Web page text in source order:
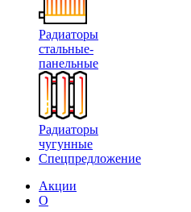
Радиаторы
стальные-
панельные
Радиаторы
чугунные
Спецпредложение
Акции
О